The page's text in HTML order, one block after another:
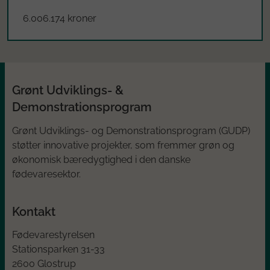
6.006.174 kroner
Grønt Udviklings- &
Demonstrationsprogram
Grønt Udviklings- og Demonstrationsprogram (GUDP)
støtter innovative projekter, som fremmer grøn og
økonomisk bæredygtighed i den danske
fødevaresektor.
Kontakt
Fødevarestyrelsen
Stationsparken 31-33
2600 Glostrup